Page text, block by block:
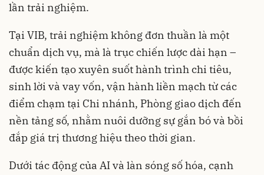
lần trải nghiệm.
Tại VIB, trải nghiệm không đơn thuần là một
chuẩn dịch vụ, mà là trục chiến lược dài hạn –
được kiến tạo xuyên suốt hành trình chi tiêu,
sinh lời và vay vốn, vận hành liền mạch từ các
điểm chạm tại Chi nhánh, Phòng giao dịch đến
nền tảng số, nhằm nuôi dưỡng sự gắn bó và bồi
đắp giá trị thương hiệu theo thời gian.
Dưới tác động của AI và làn sóng số hóa, cạnh